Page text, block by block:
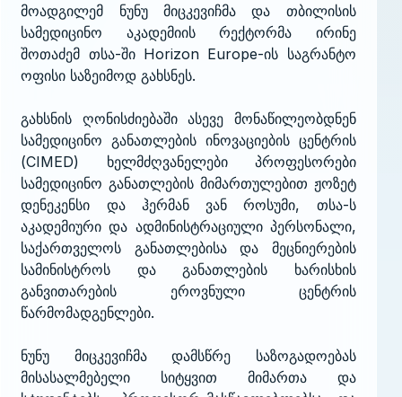
მოადგილემ ნუნუ მიცკევიჩმა და თბილისის
სამედიცინო აკადემიის რექტორმა ირინე
შოთაძემ თსა-ში Horizon Europe-ის საგრანტო
ოფისი საზეიმოდ გახსნეს.
გახსნის ღონისძიებაში ასევე მონაწილეობდნენ
სამედიცინო განათლების ინოვაციების ცენტრის
(CIMED) ხელმძღვანელები პროფესორები
სამედიცინო განათლების მიმართულებით ჟოზეტ
დენეკენსი და ჰერმან ვან როსუმი, თსა-ს
აკადემიური და ადმინისტრაციული პერსონალი,
საქართველოს განათლებისა და მეცნიერების
სამინისტროს და განათლების ხარისხის
განვითარების ეროვნული ცენტრის
წარმომადგენლები.
ნუნუ მიცკევიჩმა დამსწრე საზოგადოებას
მისასალმებელი სიტყვით მიმართა და